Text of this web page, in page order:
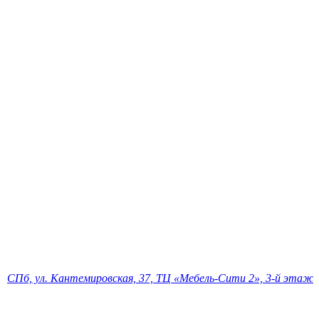
СПб, ул. Кантемировская, 37, ТЦ «Мебель-Сити 2», 3-й этаж